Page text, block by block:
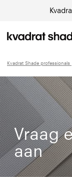
Kvadrat Shade professionals
Vraag
aan